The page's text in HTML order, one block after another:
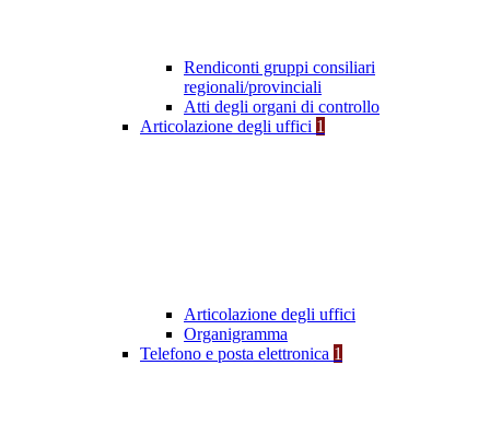
Rendiconti gruppi consiliari
regionali/provinciali
Atti degli organi di controllo
Articolazione degli uffici 1
Articolazione degli uffici
Organigramma
Telefono e posta elettronica 1